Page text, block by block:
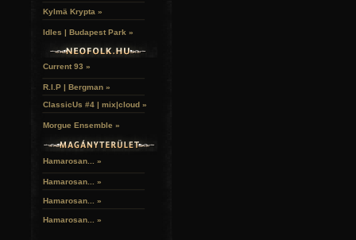
Kylmä Krypta »
Idles | Budapest Park »
Current 93 »
R.I.P | Bergman »
ClassicUs #4 | mix|cloud »
Morgue Ensemble »
Hamarosan... »
Hamarosan... »
Hamarosan... »
Hamarosan... »